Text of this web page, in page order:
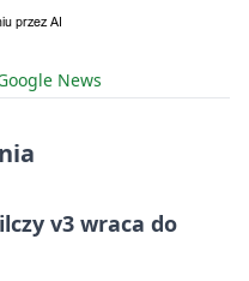
News
v3 wraca do